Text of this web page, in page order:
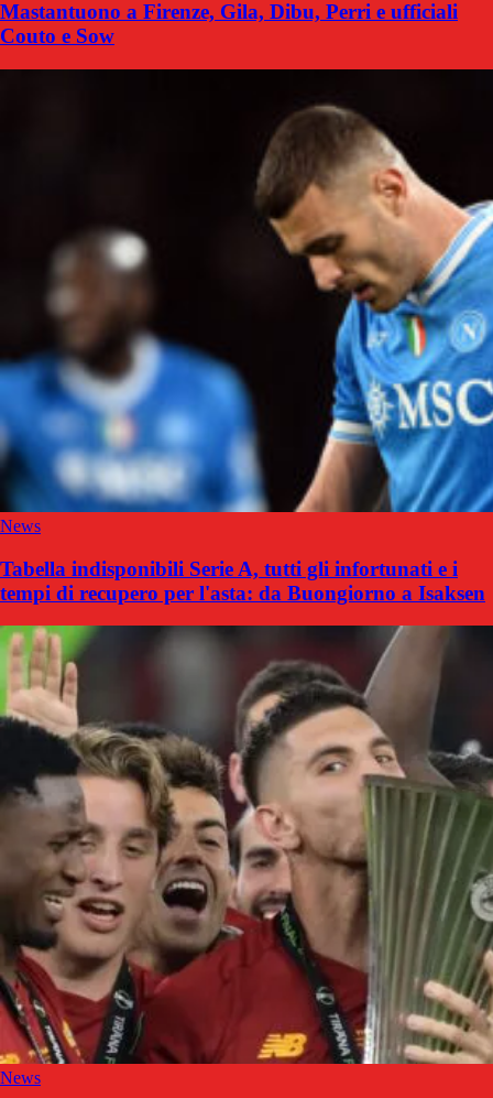
Mastantuono a Firenze, Gila, Dibu, Perri e ufficiali
Couto e Sow
News
Tabella indisponibili Serie A, tutti gli infortunati e i
tempi di recupero per l'asta: da Buongiorno a Isaksen
News